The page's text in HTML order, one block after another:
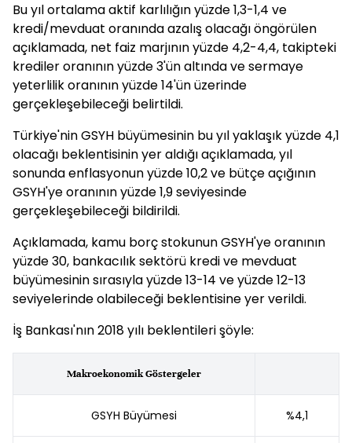
Bu yıl ortalama aktif karlılığın yüzde 1,3-1,4 ve
kredi/mevduat oranında azalış olacağı öngörülen
açıklamada, net faiz marjının yüzde 4,2-4,4, takipteki
krediler oranının yüzde 3'ün altında ve sermaye
yeterlilik oranının yüzde 14'ün üzerinde
gerçekleşebileceği belirtildi.
Türkiye'nin GSYH büyümesinin bu yıl yaklaşık yüzde 4,1
olacağı beklentisinin yer aldığı açıklamada, yıl
sonunda enflasyonun yüzde 10,2 ve bütçe açığının
GSYH'ye oranının yüzde 1,9 seviyesinde
gerçekleşebileceği bildirildi.
Açıklamada, kamu borç stokunun GSYH'ye oranının
yüzde 30, bankacılık sektörü kredi ve mevduat
büyümesinin sırasıyla yüzde 13-14 ve yüzde 12-13
seviyelerinde olabileceği beklentisine yer verildi.
İş Bankası'nın 2018 yılı beklentileri şöyle:
Makroekonomik Göstergeler
GSYH Büyümesi %4,1